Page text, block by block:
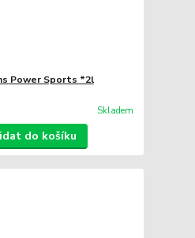
Power Sports *2l
Skladem
do košíku